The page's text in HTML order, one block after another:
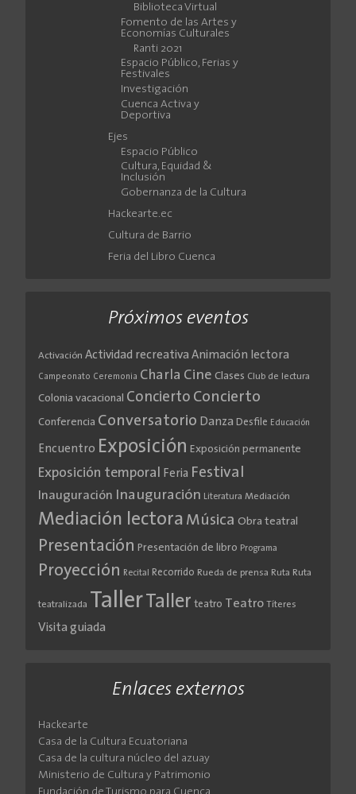
Biblioteca Virtual
Fomento de las Artes y
Economías Culturales
Ranti 2021
Espacio Público, Ferias y
Festivales
Investigación
Cuenca Activa y
Deportiva
Ejes
Espacio Público
Cultura, Equidad &
Inclusión
Gobernanza de la Cultura
Hackearte.ec
Cultura de Barrio
Feria del Libro Cuenca
Próximos eventos
Activación Actividad recreativa Animación lectora
Campeonato Ceremonia Charla Cine Clases Club de lectura
Colonia vacacional Concierto Concierto
Conferencia Conversatorio Danza Desfile Educación
Encuentro Exposición Exposición permanente
Exposición temporal Feria Festival
Inauguración Inauguración Literatura Mediación
Mediación lectora Música Obra teatral
Presentación Presentación de libro Programa
Proyección Recital Recorrido Rueda de prensa Ruta Ruta
teatralizada Taller Taller teatro Teatro Títeres
Visita guiada
Enlaces externos
Hackearte
Casa de la Cultura Ecuatoriana
Casa de la cultura núcleo del azuay
Ministerio de Cultura y Patrimonio